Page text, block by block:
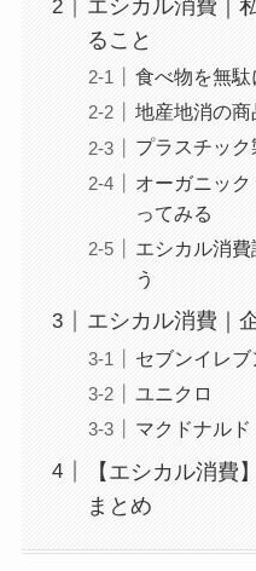
エシカル消費｜
ること
食べ物を無
地産地消の商
プラスチッ
オーガニッ
ってみる
エシカル消
う
エシカル消費｜
セブンイレブ
ユニクロ
マクドナルド
【エシカル消費
まとめ